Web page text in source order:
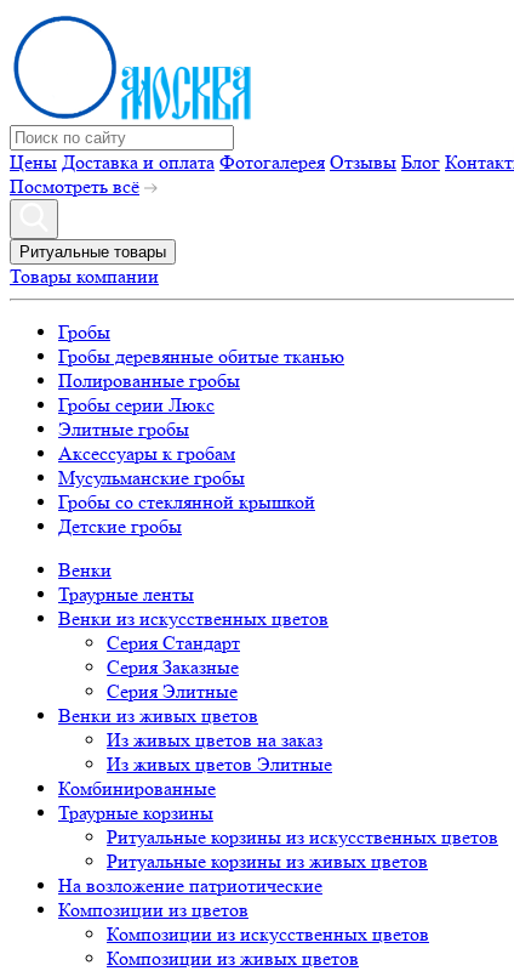
Цены Доставка и оплата Фотогалерея Отзывы Блог
Посмотреть всё
Ритуальные товары
Товары компании
Гробы
Гробы деревянные обитые тканью
Полированные гробы
Гробы серии Люкс
Элитные гробы
Аксессуары к гробам
Мусульманские гробы
Гробы со стеклянной крышкой
Детские гробы
Венки
Траурные ленты
Венки из искусственных цветов
Серия Стандарт
Серия Заказные
Серия Элитные
Венки из живых цветов
Из живых цветов на заказ
Из живых цветов Элитные
Комбинированные
Траурные корзины
Ритуальные корзины из искусственных цветов
Ритуальные корзины из живых цветов
На возложение патриотические
Композиции из цветов
Композиции из искусственных цветов
Композиции из живых цветов